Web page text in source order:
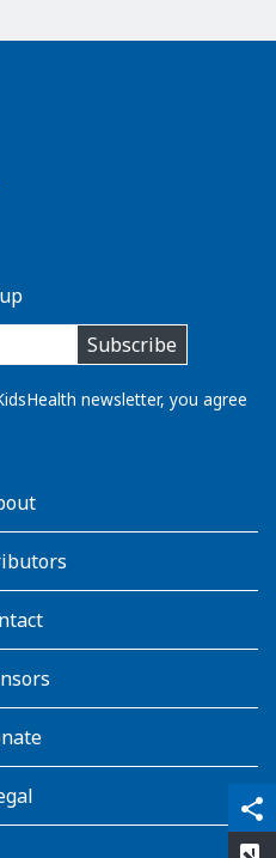
share
qr_code_scanner
content_copy
Subscribe
newsletter, you agree